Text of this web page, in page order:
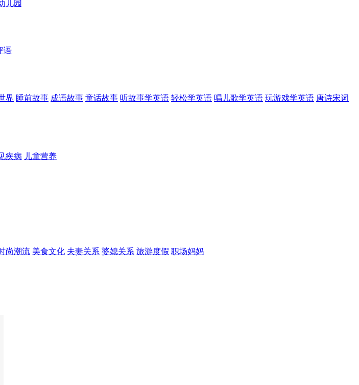
儿园
语
界 睡前故事 成语故事 童话故事 听故事学英语 轻松学英语 唱儿歌学英语 玩游戏学英语 唐诗宋词
疾病 儿童营养
尚潮流 美食文化 夫妻关系 婆媳关系 旅游度假 职场妈妈